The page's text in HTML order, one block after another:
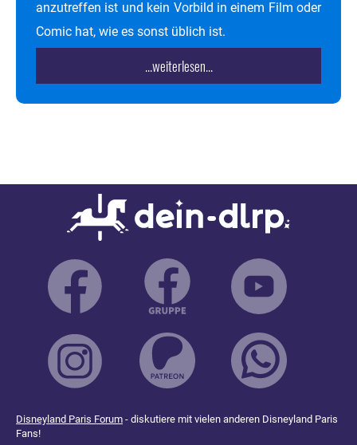
anzutreffen ist und kein Vorbild in einem Film oder
Comic hat, wie es sonst üblich ist.
...weiterlesen...
Disneyland Paris Forum - diskutiere mit vielen anderen Disneyland Paris
Fans!